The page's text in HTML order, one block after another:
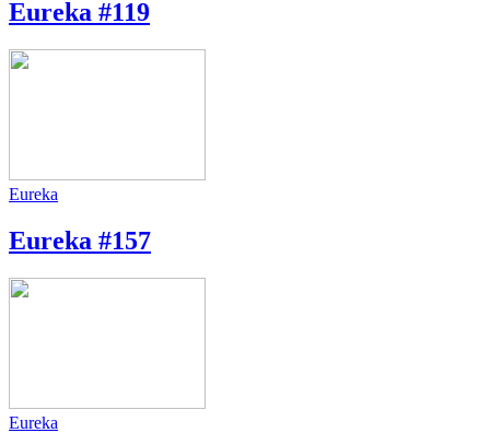
Eureka #119
Eureka
Eureka #157
Eureka